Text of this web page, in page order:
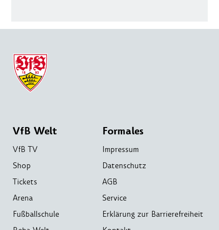
VfB Welt
VfB TV
Shop
Tickets
Arena
Fußballschule
Formales
Impressum
Datenschutz
AGB
Service
Erklärung zur Barrierefreiheit